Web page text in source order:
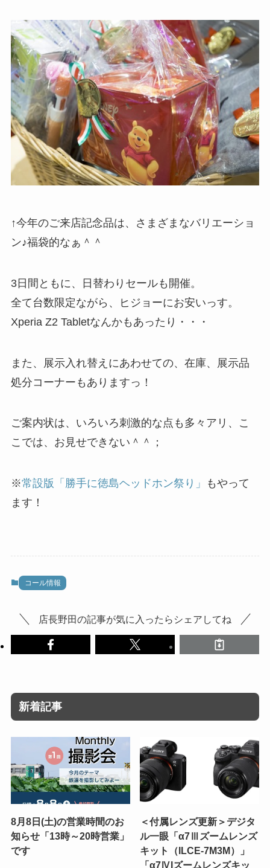
↑今年のご来店記念品は、さまざまなバリエーショ
ン♪福袋的なぁ＾＾
3日間ともに、日替わりセールも開催。
全て台数限定ながら、ヒジョーにお安いっす。
Xperia Z2 Tabletなんかもあったり・・・
また、展示入れ替えにあわせての、在庫、展示品
処分コーナーもありますっ！
ご案内状は、いろいろ刺激的な点も多々アリ、こ
こでは、お見せできない＾＾；
※常設版「勝手に徳島ヘッドホン祭り」
もやって
ます！
コール情報
店長野田の記事が気に入ったらシェアしてね
新着記事
8月8日(土)の営業時間のお
知らせ「13時～20時営業」
です
＜付属レンズ更新＞デジタ
ル一眼「α7Ⅲズームレンズ
キット（ILCE-7M3M）」
「α7ⅣIズームレンズキッ